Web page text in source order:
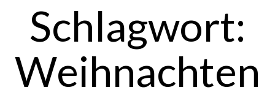
Schlagwort:
Weihnachten